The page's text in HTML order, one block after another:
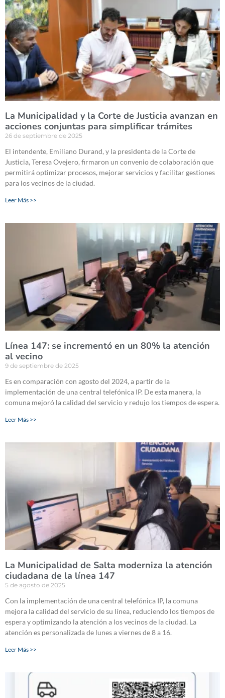
La Municipalidad y la Corte de Justicia avanzan en
acciones conjuntas para simplificar trámites
26 de septiembre de 2025
El intendente, Emiliano Durand, y la presidenta de la Corte de
Justicia, Teresa Ovejero, firmaron un convenio de colaboración que
permitirá optimizar procesos, mejorar servicios y facilitar gestiones
para los vecinos de la ciudad.
Leer Más >>
Línea 147: se incrementó en un 80% la atención
al vecino
9 de septiembre de 2025
Es en comparación con agosto del 2024, a partir de la
implementación de una central telefónica IP. De esta manera, la
comuna mejoró la calidad del servicio y redujo los tiempos de espera.
Leer Más >>
La Municipalidad de Salta moderniza la atención
ciudadana de la línea 147
5 de agosto de 2025
Con la implementación de una central telefónica IP, la comuna
mejora la calidad del servicio de su línea, reduciendo los tiempos de
espera y optimizando la atención a los vecinos de la ciudad. La
atención es personalizada de lunes a viernes de 8 a 16.
Leer Más >>